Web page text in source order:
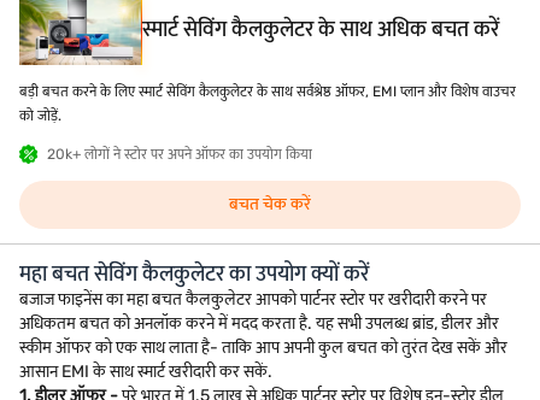
स्मार्ट सेविंग कैलकुलेटर के साथ अधिक बचत करें
बड़ी बचत करने के लिए स्मार्ट सेविंग कैलकुलेटर के साथ सर्वश्रेष्ठ ऑफर, EMI प्लान और विशेष वाउचर
को जोड़ें.
20k+ लोगों ने स्टोर पर अपने ऑफर का उपयोग किया
बचत चेक करें
महा बचत सेविंग कैलकुलेटर का उपयोग क्यों करें
बजाज फाइनेंस का महा बचत कैलकुलेटर आपको पार्टनर स्टोर पर खरीदारी करने पर
अधिकतम बचत को अनलॉक करने में मदद करता है. यह सभी उपलब्ध ब्रांड, डीलर और
स्कीम ऑफर को एक साथ लाता है- ताकि आप अपनी कुल बचत को तुरंत देख सकें और
आसान EMI के साथ स्मार्ट खरीदारी कर सकें.
1. डीलर ऑफर -पूरे भारत में 1.5 लाख से अधिक पार्टनर स्टोर पर विशेष इन-स्टोर डील